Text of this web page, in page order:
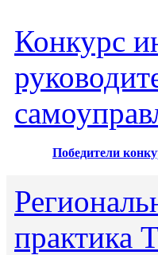
Конкурс
Победители
практика